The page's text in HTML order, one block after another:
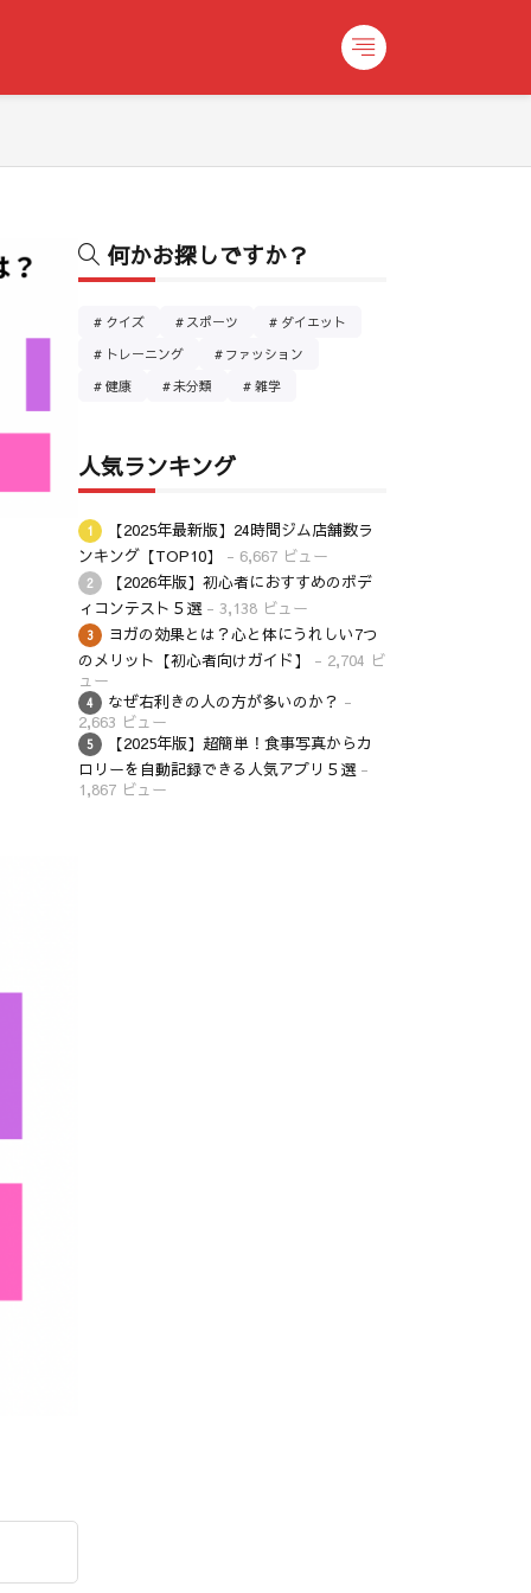
何かお探しですか？
クイズ スポーツ
ダイエット
トレーニング
ファッション
健康
未分類 雑学
人気ランキング
【2025年最新版】24時間ジム店舗数ラ
ンキング【TOP10】
- 6,667 ビュー
【2026年版】初心者におすすめのボデ
ィコンテスト５選 - 3,138 ビュー
ヨガの効果とは？心と体にうれしい7つ
のメリット【初心者向けガイド】
- 2,704 ビ
ュー
なぜ右利きの人の方が多いのか？ -
2,663 ビュー
【2025年版】超簡単！食事写真からカ
ロリーを自動記録できる人気アプリ５選 -
1,867 ビュー